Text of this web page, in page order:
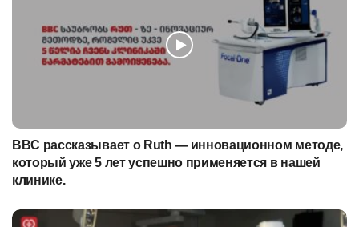
BBC рассказывает о Ruth — инновационном методе,
который уже 5 лет успешно применяется в нашей
клинике.